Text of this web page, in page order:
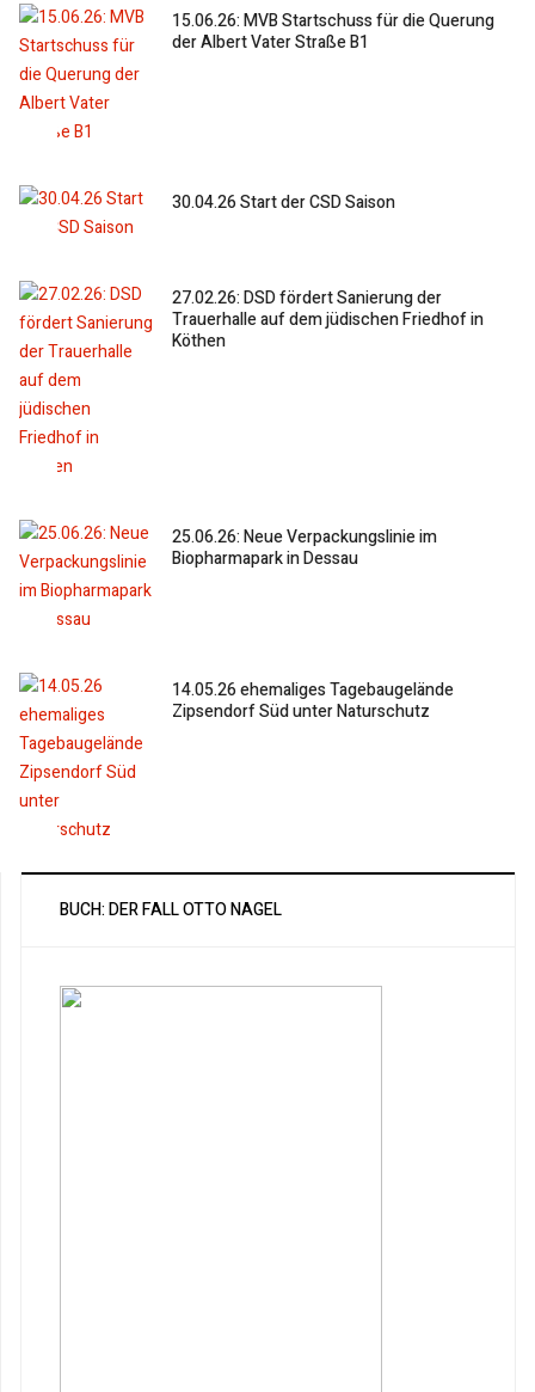
15.06.26: MVB Startschuss für die Querung
der Albert Vater Straße B1
30.04.26 Start der CSD Saison
27.02.26: DSD fördert Sanierung der
Trauerhalle auf dem jüdischen Friedhof in
Köthen
25.06.26: Neue Verpackungslinie im
Biopharmapark in Dessau
14.05.26 ehemaliges Tagebaugelände
Zipsendorf Süd unter Naturschutz
BUCH: DER FALL OTTO NAGEL